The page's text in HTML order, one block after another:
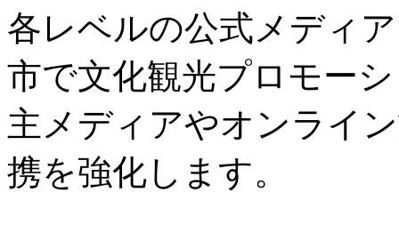
各レベルの公式メディ
市で文化観光プロモー
主メディアやオンライ
携を強化します。